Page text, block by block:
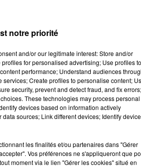
le
notre priorité
and/or our legitimate interest: Store and/or
for personalised advertising; Use profiles to
performance; Understand audiences
Create profiles to personalise content;
security, prevent and detect fraud, and fix errors;
These technologies may process personal
devices based on information actively
sources; Link different devices; Identify
les finalités et/ou partenaires dans "Gérer
Vos préférences ne s'appliqueront que
moment via le lien "Gérer les cookies" situé en